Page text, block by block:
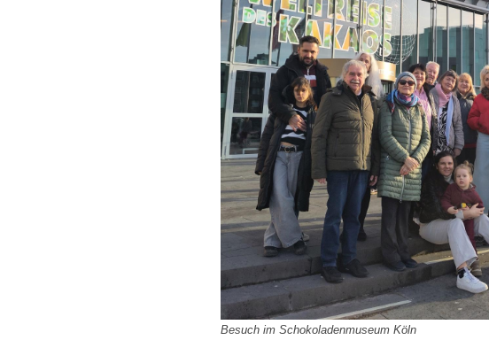
Besuch im Schokoladenmuseum Köln